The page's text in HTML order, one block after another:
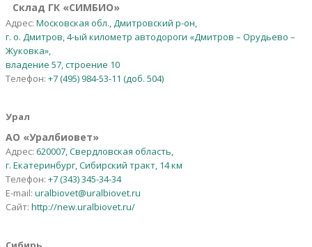
Склад ГК «СИМБИО»
Адрес: Московская обл., Дмитровский р-он,
г. о. Дмитров, 4-ый километр автодороги «Дмитров – Орудьево –
Жуковка»,
владение 57, строение 10
Телефон: +7 (495) 984-53-11 (доб. 504)
Урал
АО «Уралбиовет»
Адрес: 620007, Свердловская область,
г. Екатеринбург, Сибирский тракт, 14 км
Телефон: +7 (343) 345-34-34
E-mail: uralbiovet@uralbiovet.ru
Сайт: http://new.uralbiovet.ru/